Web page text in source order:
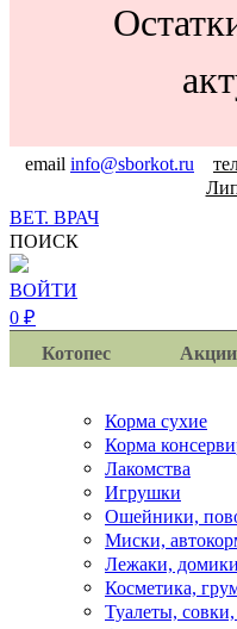
email info@sborkot.ru
ВЕТ. ВРАЧ
ПОИСК
ВОЙТИ
0 ₽
Котопес Акции
Корма сухие
Корма
Лакомства
Игрушки
Ошейники,
Миски,
Лежаки,
Косметика,
Туалеты,